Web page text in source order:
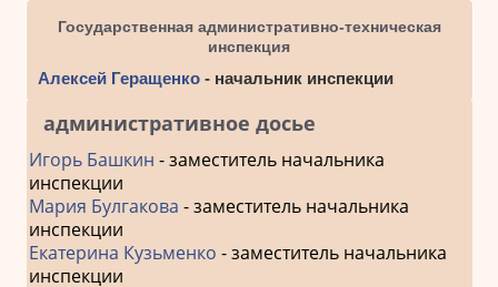
Государственная административно-техническая
инспекция
Алексей Геращенко- начальник инспекции
административное досье
Игорь Башкин - заместитель начальника
инспекции
Мария Булгакова - заместитель начальника
инспекции
Екатерина Кузьменко - заместитель начальника
инспекции